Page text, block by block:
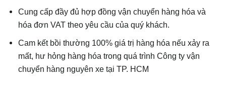
Cung cấp đầy đủ hợp đồng vận chuyển hàng hóa và
hóa đơn VAT theo yêu cầu của quý khách.
Cam kết bồi thường 100% giá trị hàng hóa nếu xảy ra
mất, hư hỏng hàng hóa trong quá trình Công ty vận
chuyển hàng nguyên xe tại TP. HCM